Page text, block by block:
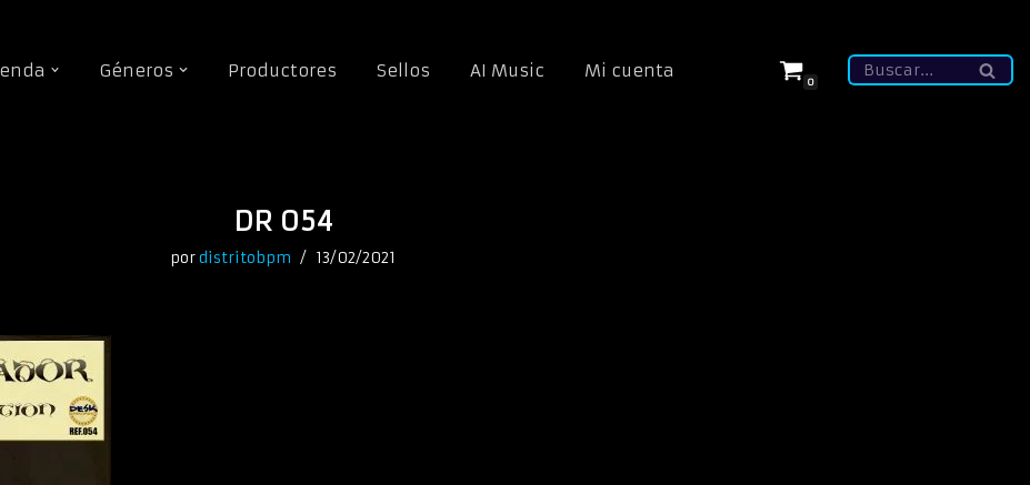
Géneros Productores Sellos AI Music Mi cuenta
0
DR 054
pordistritobpm 13/02/2021